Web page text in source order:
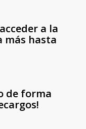
a la
más hasta
de forma